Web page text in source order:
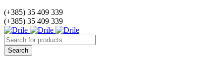
(+385) 35 409 339
(+385) 35 409 339